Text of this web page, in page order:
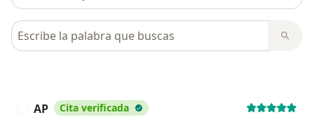
Busca en opiniones
AP Cita verificada